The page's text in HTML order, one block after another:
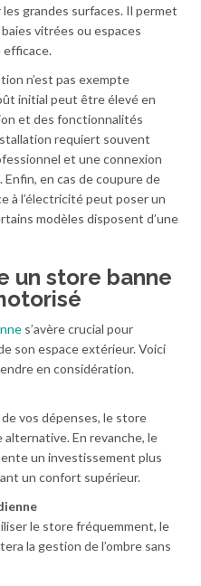
grandes surfaces. Il permet
vitrées ou espaces
efficace.
n’est pas exempte
initial peut être élevé en
et des fonctionnalités
requiert souvent
et une connexion
en cas de coupure de
à l’électricité peut poser un
modèles disposent d’une
un store banne
s’avère crucial pour
son espace extérieur. Voici
en considération.
vos dépenses, le store
En revanche, le
un investissement plus
un confort supérieur.
le store fréquemment, le
la gestion de l’ombre sans